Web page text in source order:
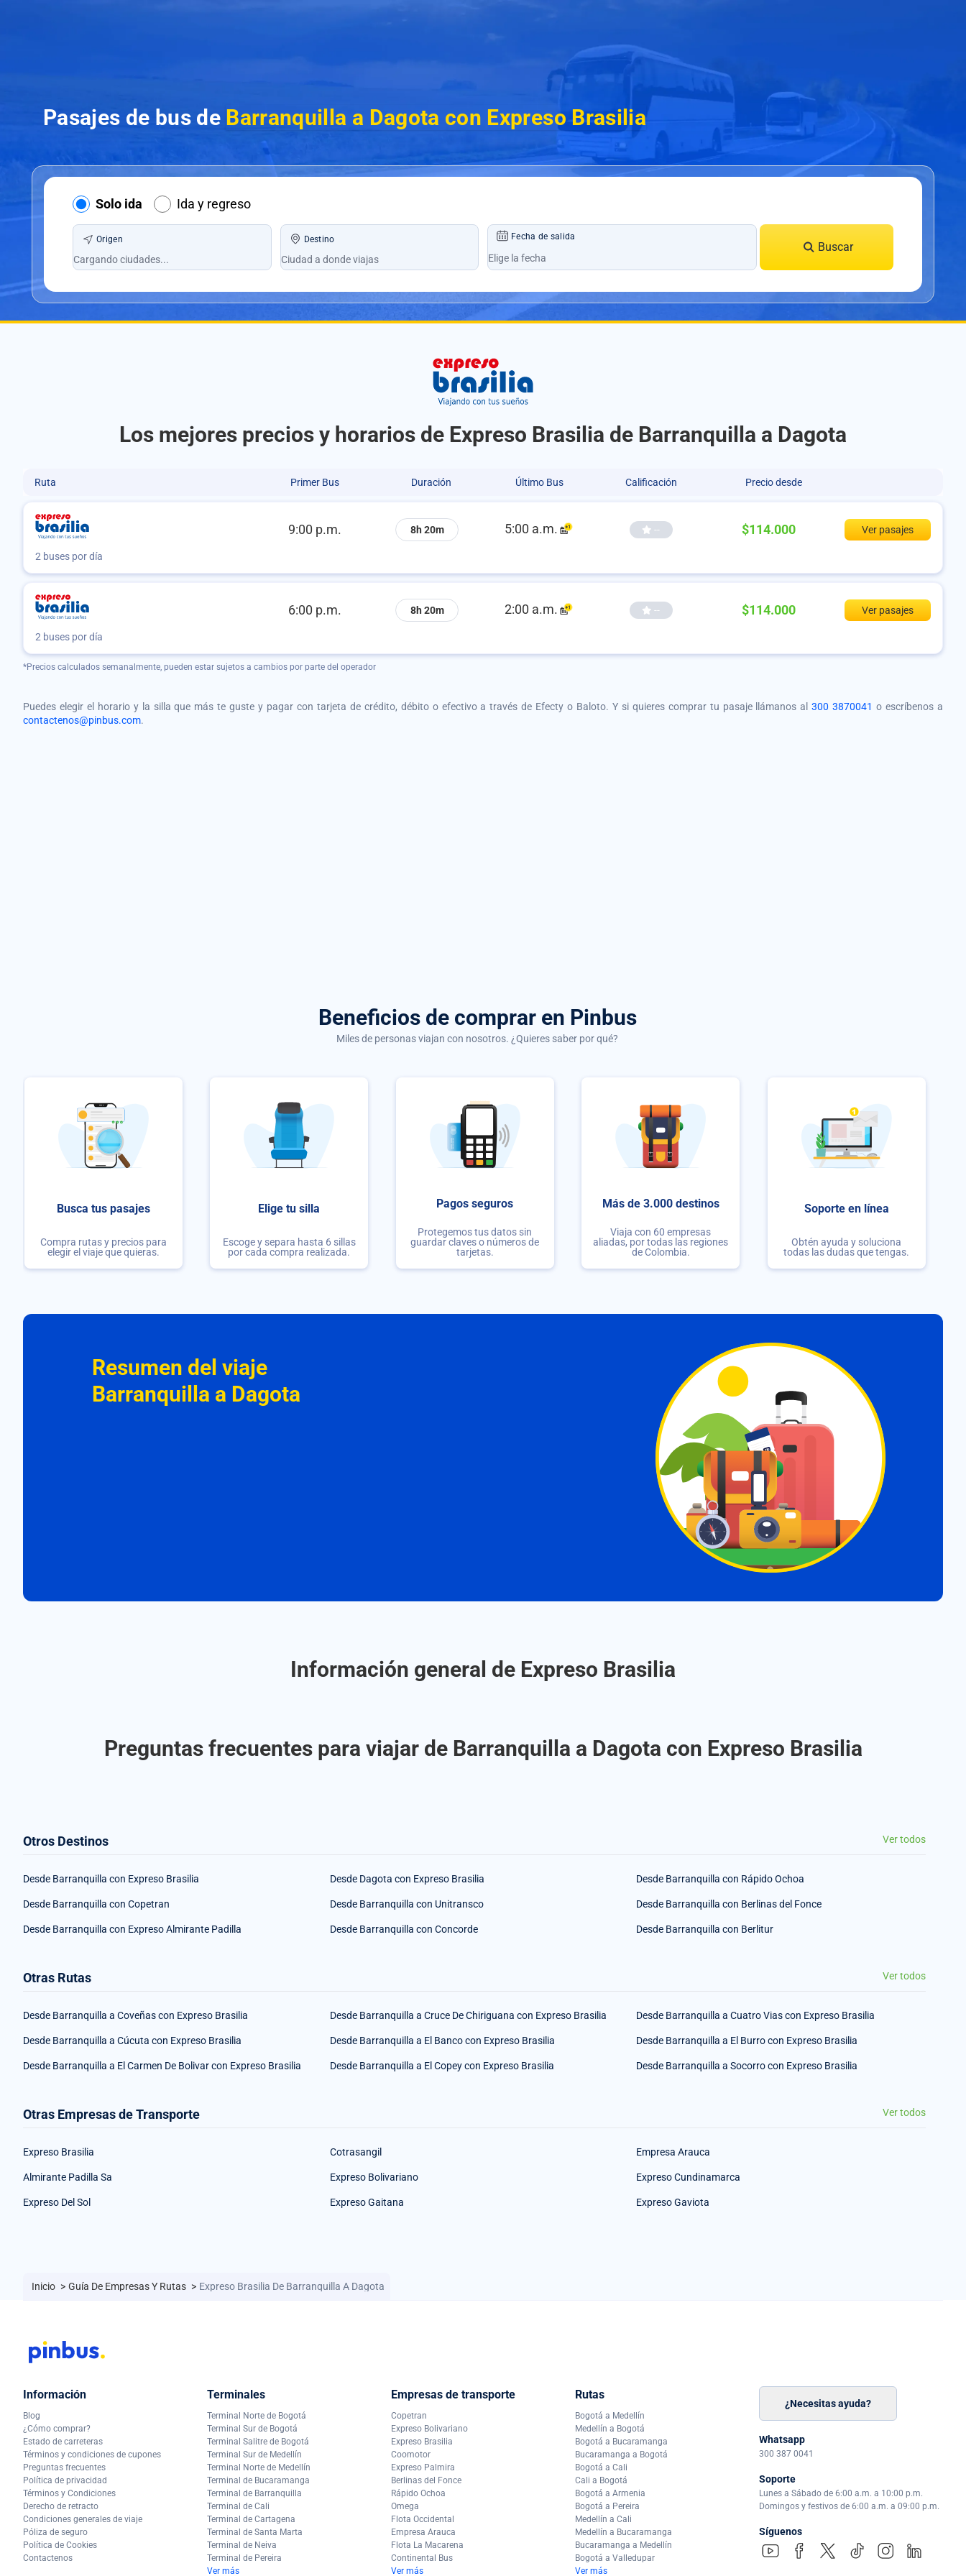
Pasajes de bus de Barranquilla a Dagota con Expreso Brasilia
Solo ida Ida y regreso
Origen Destino Fecha de salida
Buscar
Los mejores precios y horarios de Expreso Brasilia de Barranquilla a Dagota
Ruta Primer Bus Duración Último Bus Calificación Precio desde
9:00 p.m. 8h 20m 5:00 a.m. -- $114.000 Ver pasajes
2 buses por día
6:00 p.m. 8h 20m 2:00 a.m. -- $114.000 Ver pasajes
2 buses por día
*Precios calculados semanalmente, pueden estar sujetos a cambios por parte del operador
Puedes elegir el horario y la silla que más te guste y pagar con tarjeta de crédito, débito o efectivo a través de Efecty o Baloto. Y si quieres comprar tu pasaje llámanos al300 3870041 o escríbenos a
contactenos@pinbus.com.
Beneficios de comprar en Pinbus
Miles de personas viajan con nosotros. ¿Quieres saber por qué?
Busca tus pasajes
Compra rutas y precios para
elegir el viaje que quieras.
Elige tu silla
Escoge y separa hasta 6 sillas
por cada compra realizada.
Pagos seguros
Protegemos tus datos sin
guardar claves o números de
tarjetas.
Más de 3.000 destinos
Viaja con 60 empresas
aliadas, por todas las regiones
de Colombia.
Soporte en línea
Obtén ayuda y soluciona
todas las dudas que tengas.
Resumen del viaje
Barranquilla a Dagota
Información general de Expreso Brasilia
Preguntas frecuentes para viajar de Barranquilla a Dagota con Expreso Brasilia
Otros Destinos Ver todos
Desde Barranquilla con Expreso Brasilia Desde Dagota con Expreso Brasilia Desde Barranquilla con Rápido Ochoa
Desde Barranquilla con Copetran Desde Barranquilla con Unitransco Desde Barranquilla con Berlinas del Fonce
Desde Barranquilla con Expreso Almirante Padilla Desde Barranquilla con Concorde Desde Barranquilla con Berlitur
Otras Rutas Ver todos
Desde Barranquilla a Coveñas con Expreso Brasilia Desde Barranquilla a Cruce De Chiriguana con Expreso Brasilia Desde Barranquilla a Cuatro Vias con Expreso Brasilia
Desde Barranquilla a Cúcuta con Expreso Brasilia Desde Barranquilla a El Banco con Expreso Brasilia Desde Barranquilla a El Burro con Expreso Brasilia
Desde Barranquilla a El Carmen De Bolivar con Expreso Brasilia Desde Barranquilla a El Copey con Expreso Brasilia Desde Barranquilla a Socorro con Expreso Brasilia
Otras Empresas de Transporte Ver todos
Expreso Brasilia Cotrasangil Empresa Arauca
Almirante Padilla Sa Expreso Bolivariano Expreso Cundinamarca
Expreso Del Sol Expreso Gaitana Expreso Gaviota
Inicio > Guía De Empresas Y Rutas > Expreso Brasilia De Barranquilla A Dagota
Información
Blog
¿Cómo comprar?
Estado de carreteras
Términos y condiciones de cupones
Preguntas frecuentes
Política de privacidad
Términos y Condiciones
Derecho de retracto
Condiciones generales de viaje
Póliza de seguro
Política de Cookies
Contactenos
Terminales
Terminal Norte de Bogotá
Terminal Sur de Bogotá
Terminal Salitre de Bogotá
Terminal Sur de Medellín
Terminal Norte de Medellín
Terminal de Bucaramanga
Terminal de Barranquilla
Terminal de Cali
Terminal de Cartagena
Terminal de Santa Marta
Terminal de Neiva
Terminal de Pereira
Ver más
Empresas de transporte
Copetran
Expreso Bolivariano
Expreso Brasilia
Coomotor
Expreso Palmira
Berlinas del Fonce
Rápido Ochoa
Omega
Flota Occidental
Empresa Arauca
Flota La Macarena
Continental Bus
Ver más
Rutas
Bogotá a Medellín
Medellín a Bogotá
Bogotá a Bucaramanga
Bucaramanga a Bogotá
Bogotá a Cali
Cali a Bogotá
Bogotá a Armenia
Bogotá a Pereira
Medellín a Cali
Medellín a Bucaramanga
Bucaramanga a Medellín
Bogotá a Valledupar
Ver más
¿Necesitas ayuda?
Whatsapp
300 387 0041
Soporte
Lunes a Sábado de 6:00 a.m. a 10:00 p.m.
Domingos y festivos de 6:00 a.m. a 09:00 p.m.
Síguenos